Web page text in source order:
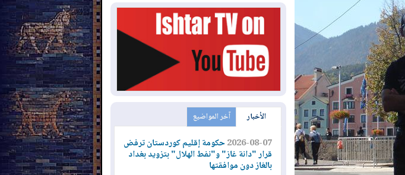
الأخبار آخر المواضيع
2026-08-07حكومة إقليم كوردستان ترفض
قرار "دانة غاز" و"نفط الهلال" بتزويد بغداد
بالغاز دون موافقتها